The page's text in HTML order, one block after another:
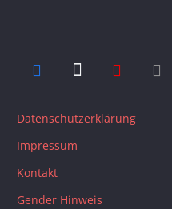
Datenschutzerklärung
Impressum
Kontakt
Gender Hinweis